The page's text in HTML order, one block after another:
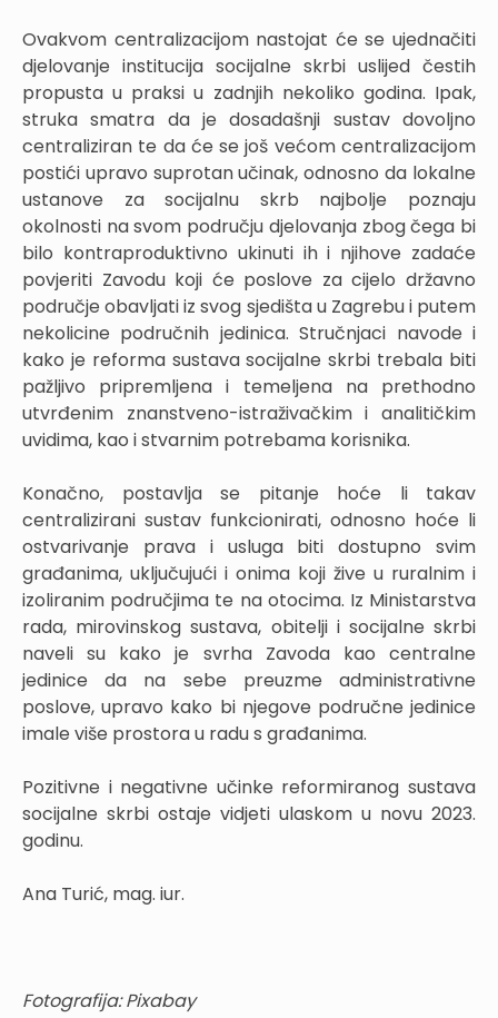
Ovakvom centralizacijom nastojat će se ujednačiti
djelovanje institucija socijalne skrbi uslijed čestih
propusta u praksi u zadnjih nekoliko godina. Ipak,
struka smatra da je dosadašnji sustav dovoljno
centraliziran te da će se još većom centralizacijom
postići upravo suprotan učinak, odnosno da lokalne
ustanove za socijalnu skrb najbolje poznaju
okolnosti na svom području djelovanja zbog čega bi
bilo kontraproduktivno ukinuti ih i njihove zadaće
povjeriti Zavodu koji će poslove za cijelo državno
područje obavljati iz svog sjedišta u Zagrebu i putem
nekolicine područnih jedinica. Stručnjaci navode i
kako je reforma sustava socijalne skrbi trebala biti
pažljivo pripremljena i temeljena na prethodno
utvrđenim znanstveno-istraživačkim i analitičkim
uvidima, kao i stvarnim potrebama korisnika.
Konačno, postavlja se pitanje hoće li takav
centralizirani sustav funkcionirati, odnosno hoće li
ostvarivanje prava i usluga biti dostupno svim
građanima, uključujući i onima koji žive u ruralnim i
izoliranim područjima te na otocima. Iz Ministarstva
rada, mirovinskog sustava, obitelji i socijalne skrbi
naveli su kako je svrha Zavoda kao centralne
jedinice da na sebe preuzme administrativne
poslove, upravo kako bi njegove područne jedinice
imale više prostora u radu s građanima.
Pozitivne i negativne učinke reformiranog sustava
socijalne skrbi ostaje vidjeti ulaskom u novu 2023.
godinu.
Ana Turić, mag. iur.
Fotografija: Pixabay